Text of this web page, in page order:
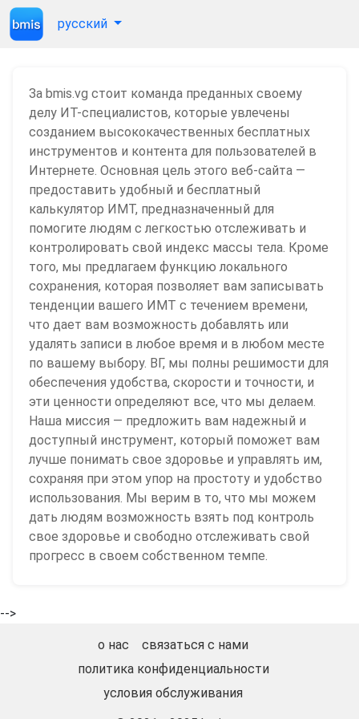
русский
За bmis.vg стоит команда преданных своему
делу ИТ-специалистов, которые увлечены
созданием высококачественных бесплатных
инструментов и контента для пользователей в
Интернете. Основная цель этого веб-сайта —
предоставить удобный и бесплатный
калькулятор ИМТ, предназначенный для
помогите людям с легкостью отслеживать и
контролировать свой индекс массы тела. Кроме
того, мы предлагаем функцию локального
сохранения, которая позволяет вам записывать
тенденции вашего ИМТ с течением времени,
что дает вам возможность добавлять или
удалять записи в любое время и в любом месте
по вашему выбору. ВГ, мы полны решимости для
обеспечения удобства, скорости и точности, и
эти ценности определяют все, что мы делаем.
Наша миссия — предложить вам надежный и
доступный инструмент, который поможет вам
лучше понимать свое здоровье и управлять им,
сохраняя при этом упор на простоту и удобство
использования. Мы верим в то, что мы можем
дать людям возможность взять под контроль
свое здоровье и свободно отслеживать свой
прогресс в своем собственном темпе.
-->
о нас
связаться с нами
политика конфиденциальности
условия обслуживания